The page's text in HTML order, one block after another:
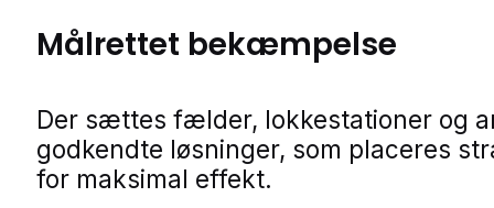
Målrettet bekæmpelse
Der sættes fælder, lokkestationer og
godkendte løsninger, som placeres
for maksimal effekt.